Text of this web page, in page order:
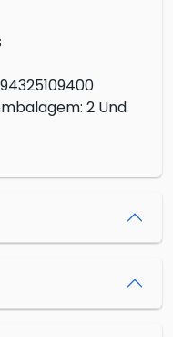
2 Und